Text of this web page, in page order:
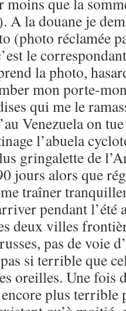
A la douane je
(photo réclamée
le
la photo,
mon porte-
qui me le
Venezuela on
l’abuela
gringalette de
jours alors que
traîner
pendant l’été
deux villes
pas de voie
si terrible que
oreilles. Une fois
plus terrible